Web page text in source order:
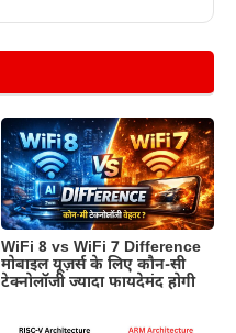
WiFi 8 vs WiFi 7 Difference
मोबाइल यूज़र्स के लिए कौन-सी
टेक्नोलॉजी ज्यादा फायदेमंद होगी